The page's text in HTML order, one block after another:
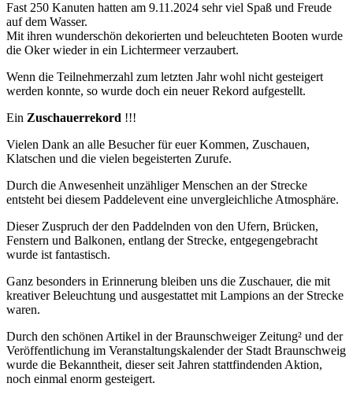
Fast 250 Kanuten hatten am 9.11.2024 sehr viel Spaß und Freude
auf dem Wasser.
Mit ihren wunderschön dekorierten und beleuchteten Booten wurde
die Oker wieder in ein Lichtermeer verzaubert.
Wenn die Teilnehmerzahl zum letzten Jahr wohl nicht gesteigert
werden konnte, so wurde doch ein neuer Rekord aufgestellt.
Ein Zuschauerrekord !!!
Vielen Dank an alle Besucher für euer Kommen, Zuschauen,
Klatschen und die vielen begeisterten Zurufe.
Durch die Anwesenheit unzähliger Menschen an der Strecke
entsteht bei diesem Paddelevent eine unvergleichliche Atmosphäre.
Dieser Zuspruch der den Paddelnden von den Ufern, Brücken,
Fenstern und Balkonen, entlang der Strecke, entgegengebracht
wurde ist fantastisch.
Ganz besonders in Erinnerung bleiben uns die Zuschauer, die mit
kreativer Beleuchtung und ausgestattet mit Lampions an der Strecke
waren.
Durch den schönen Artikel in der Braunschweiger Zeitung² und der
Veröffentlichung im Veranstaltungskalender der Stadt Braunschweig
wurde die Bekanntheit, dieser seit Jahren stattfindenden Aktion,
noch einmal enorm gesteigert.